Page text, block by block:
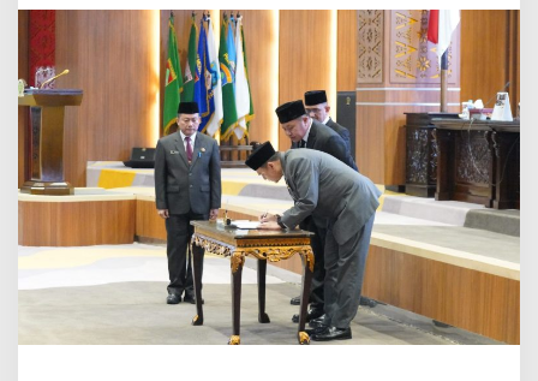
S
u
m
s
e
l
s
a
m
p
a
i
k
a
n
R